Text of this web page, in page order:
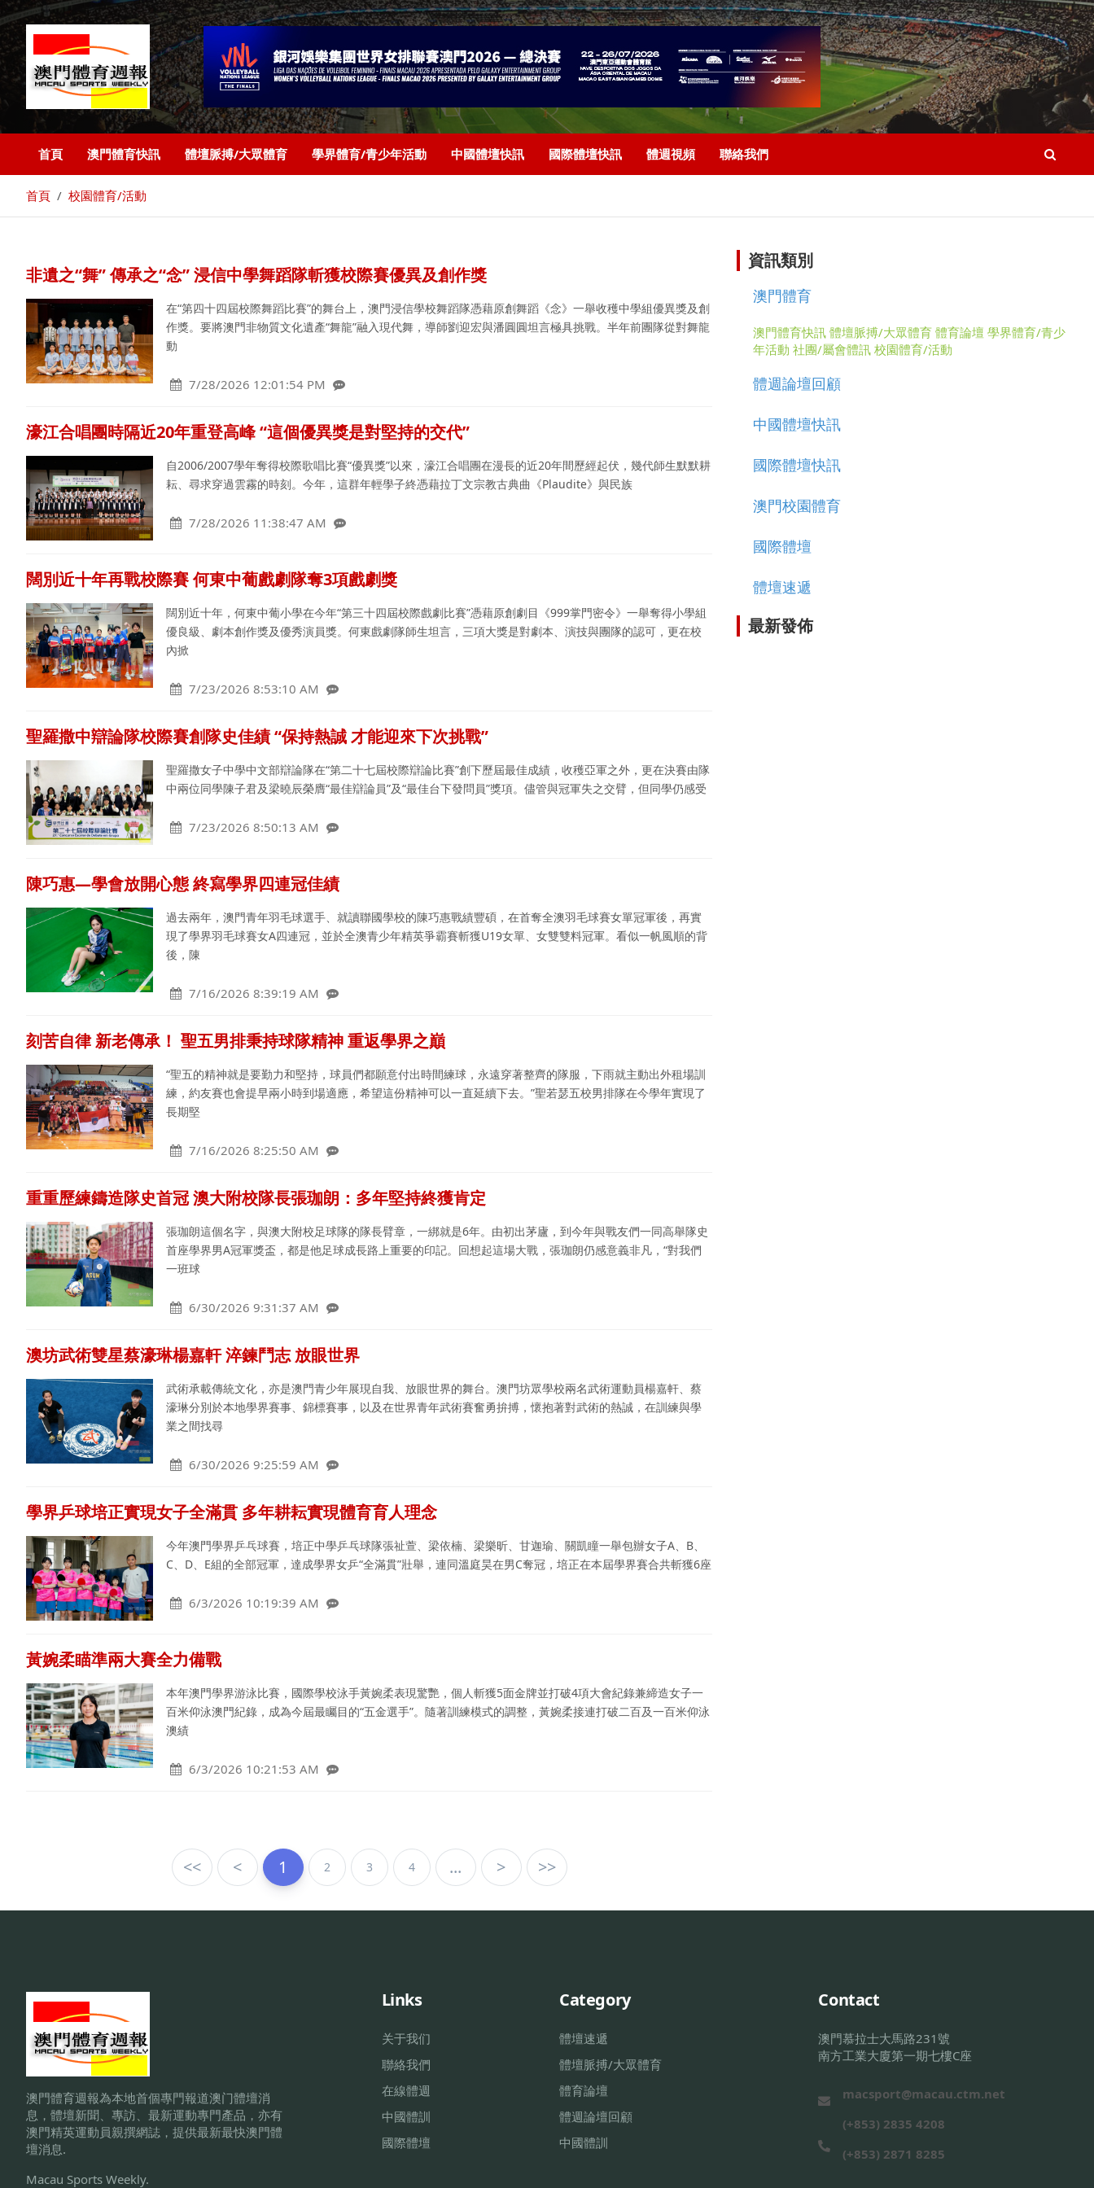
首頁 澳門體育快訊 體壇脈搏/大眾體育 學界體育/青少年活動 中國體壇快訊 國際體壇快訊 體週視頻 聯絡我們
首頁 校園體育/活動
非遺之“舞” 傳承之“念” 浸信中學舞蹈隊斬獲校際賽優異及創作獎
在“第四十四屆校際舞蹈比賽”的舞台上，澳門浸信學校舞蹈隊憑藉原創舞蹈《念》一舉收穫中學組優異獎及創
作獎。要將澳門非物質文化遺產“舞龍”融入現代舞，導師劉迎宏與潘圓圓坦言極具挑戰。半年前團隊從對舞龍
動
7/28/2026 12:01:54 PM
濠江合唱團時隔近20年重登高峰 “這個優異獎是對堅持的交代”
自2006/2007學年奪得校際歌唱比賽“優異獎”以來，濠江合唱團在漫長的近20年間歷經起伏，幾代師生默默耕
耘、尋求穿過雲霧的時刻。今年，這群年輕學子終憑藉拉丁文宗教古典曲《Plaudite》與民族
7/28/2026 11:38:47 AM
闊別近十年再戰校際賽 何東中葡戲劇隊奪3項戲劇獎
闊別近十年，何東中葡小學在今年“第三十四屆校際戲劇比賽”憑藉原創劇目《999掌門密令》一舉奪得小學組
優良級、劇本創作獎及優秀演員獎。何東戲劇隊師生坦言，三項大獎是對劇本、演技與團隊的認可，更在校
內掀
7/23/2026 8:53:10 AM
聖羅撒中辯論隊校際賽創隊史佳績 “保持熱誠 才能迎來下次挑戰”
聖羅撒女子中學中文部辯論隊在“第二十七屆校際辯論比賽”創下歷屆最佳成績，收穫亞軍之外，更在決賽由隊
中兩位同學陳子君及梁曉辰榮膺“最佳辯論員”及“最佳台下發問員”獎項。儘管與冠軍失之交臂，但同學仍感受
7/23/2026 8:50:13 AM
陳巧惠—學會放開心態 終寫學界四連冠佳績
過去兩年，澳門青年羽毛球選手、就讀聯國學校的陳巧惠戰績豐碩，在首奪全澳羽毛球賽女單冠軍後，再實
現了學界羽毛球賽女A四連冠，並於全澳青少年精英爭霸賽斬獲U19女單、女雙雙料冠軍。看似一帆風順的背
後，陳
7/16/2026 8:39:19 AM
刻苦自律 新老傳承！ 聖五男排秉持球隊精神 重返學界之巔
“聖五的精神就是要勤力和堅持，球員們都願意付出時間練球，永遠穿著整齊的隊服，下雨就主動出外租場訓
練，約友賽也會提早兩小時到場適應，希望這份精神可以一直延續下去。”聖若瑟五校男排隊在今學年實現了
長期堅
7/16/2026 8:25:50 AM
重重歷練鑄造隊史首冠 澳大附校隊長張珈朗：多年堅持終獲肯定
張珈朗這個名字，與澳大附校足球隊的隊長臂章，一綁就是6年。由初出茅廬，到今年與戰友們一同高舉隊史
首座學界男A冠軍獎盃，都是他足球成長路上重要的印記。回想起這場大戰，張珈朗仍感意義非凡，“對我們
一班球
6/30/2026 9:31:37 AM
澳坊武術雙星蔡濠琳楊嘉軒 淬鍊鬥志 放眼世界
武術承載傳統文化，亦是澳門青少年展現自我、放眼世界的舞台。澳門坊眾學校兩名武術運動員楊嘉軒、蔡
濠琳分別於本地學界賽事、錦標賽事，以及在世界青年武術賽奮勇拚搏，懷抱著對武術的熱誠，在訓練與學
業之間找尋
6/30/2026 9:25:59 AM
學界乒球培正實現女子全滿貫 多年耕耘實現體育育人理念
今年澳門學界乒乓球賽，培正中學乒乓球隊張祉萱、梁依楠、梁樂昕、甘迦瑜、關凱瞳一舉包辦女子A、B、
C、D、E組的全部冠軍，達成學界女乒“全滿貫”壯舉，連同溫庭昊在男C奪冠，培正在本屆學界賽合共斬獲6座
6/3/2026 10:19:39 AM
黃婉柔瞄準兩大賽全力備戰
本年澳門學界游泳比賽，國際學校泳手黃婉柔表現驚艷，個人斬獲5面金牌並打破4項大會紀錄兼締造女子一
百米仰泳澳門紀錄，成為今屆最矚目的“五金選手”。隨著訓練模式的調整，黃婉柔接連打破二百及一百米仰泳
澳績
6/3/2026 10:21:53 AM
<< < 1 2 3 4 ... > >>
資訊類別
澳門體育
澳門體育快訊 體壇脈搏/大眾體育 體育論壇 學界體育/青少
年活動 社團/屬會體訊 校園體育/活動
體週論壇回顧
中國體壇快訊
國際體壇快訊
澳門校園體育
國際體壇
體壇速遞
最新發佈
澳門體育週報為本地首個專門報道澳门體壇消
息，體壇新聞、專訪、最新運動專門產品，亦有
澳門精英運動員親撰網誌，提供最新最快澳門體
壇消息.
Macau Sports Weekly.
Links
关于我们
聯絡我們
在線體週
中國體訓
國際體壇
Category
體壇速遞
體壇脈搏/大眾體育
體育論壇
體週論壇回顧
中國體訓
Contact
澳門慕拉士大馬路231號
南方工業大廈第一期七樓C座
macsport@macau.ctm.net
(+853) 2835 4208
(+853) 2871 8285